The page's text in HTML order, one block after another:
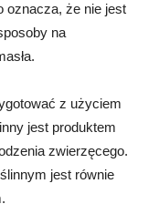
oznacza, że ​​nie jest
na
z użyciem
jest produktem
zwierzęcego.
jest równie